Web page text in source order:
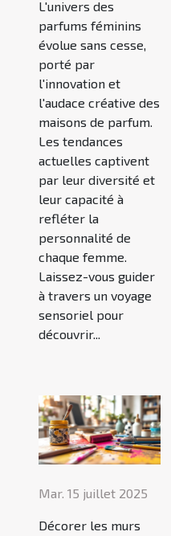
L'univers des
parfums féminins
évolue sans cesse,
porté par
l'innovation et
l'audace créative des
maisons de parfum.
Les tendances
actuelles captivent
par leur diversité et
leur capacité à
refléter la
personnalité de
chaque femme.
Laissez-vous guider
à travers un voyage
sensoriel pour
découvrir...
Mar. 15 juillet 2025
Décorer les murs